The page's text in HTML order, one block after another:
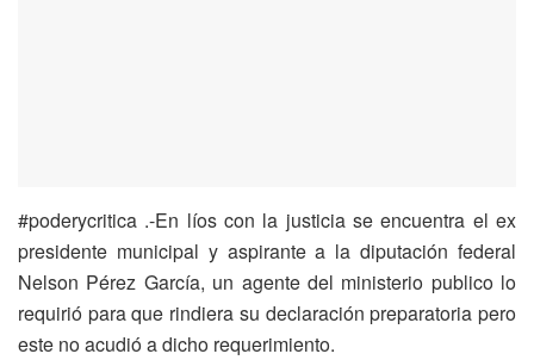
#poderycritica .-En líos con la justicia se encuentra el ex
presidente municipal y aspirante a la diputación federal
Nelson Pérez García, un agente del ministerio publico lo
requirió para que rindiera su declaración preparatoria pero
este no acudió a dicho requerimiento.